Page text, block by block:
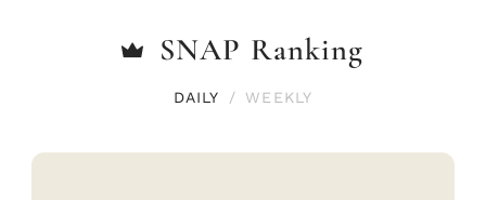
SNAP Ranking
DAILY / WEEKLY